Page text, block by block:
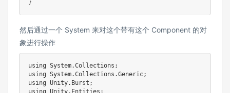
}
然后通过一个 System 来对这个带有这个 Component 的对
象进行操作
using System.Collections;
using System.Collections.Generic;
using Unity.Burst;
using Unity.Entities;